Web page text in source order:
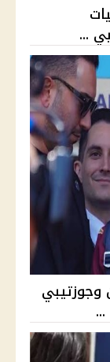
الكليات
...